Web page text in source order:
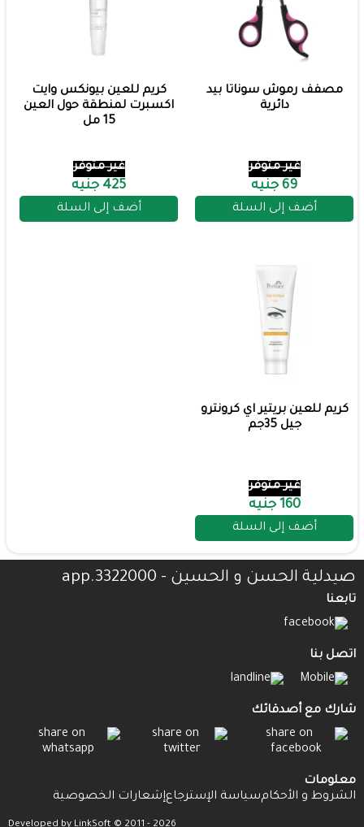
مصفف رموش سوناتا بيد
دائرية
غير متوفر
69 جنيه
أضف إلى السلة
كريم للعين بيونكس وايت
اكسبرت لمنطقة حول العين
15 مل
غير متوفر
425 جنيه
أضف إلى السلة
كريم للعين بريتير اي كرونترو
جيل 35جم
غير متوفر
160 جنيه
أضف إلى السلة
صيدلية الحسن و الحسين - 3322000.app
تابعنا
اتصل بنا
شارك مع أصدقائك
معلومات
الشروط و الأحكامسياسة الإسترجاعإشعارات الخصوصية
Developed by LinkSoft © 2011 - 2026